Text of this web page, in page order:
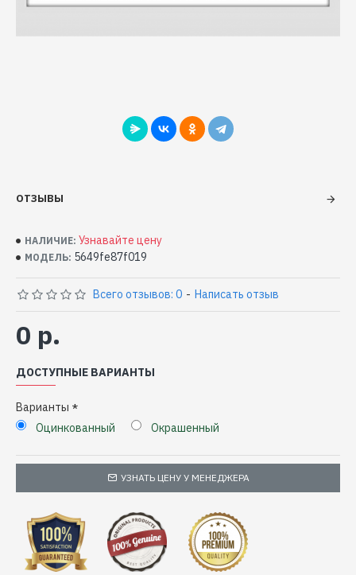
ОТЗЫВЫ
НАЛИЧИЕ: Узнавайте цену
МОДЕЛЬ: 5649fe87f019
Всего отзывов: 0 - Написать отзыв
0 р.
ДОСТУПНЫЕ ВАРИАНТЫ
Варианты
Оцинкованный
Окрашенный
УЗНАТЬ ЦЕНУ У МЕНЕДЖЕРА